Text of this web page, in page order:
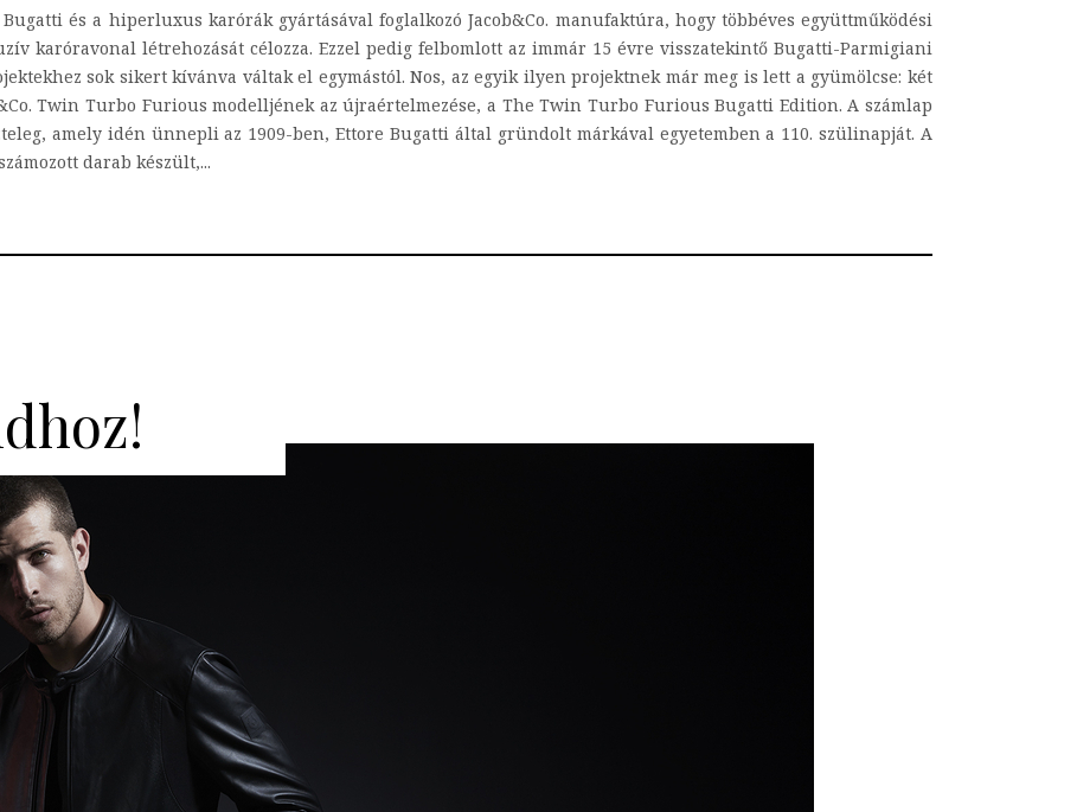
és a hiperluxus karórák gyártásával foglalkozó Jacob&Co. manufaktúra, hogy többéves együttműködési
karóravonal létrehozását célozza. Ezzel pedig felbomlott az immár 15 évre visszatekintő Bugatti-Parmigiani
sok sikert kívánva váltak el egymástól. Nos, az egyik ilyen projektnek már meg is lett a gyümölcse: két
Twin Turbo Furious modelljének az újraértelmezése, a The Twin Turbo Furious Bugatti Edition. A számlap
amely idén ünnepli az 1909-ben, Ettore Bugatti által gründolt márkával egyetemben a 110. szülinapját. A
darab készült,...